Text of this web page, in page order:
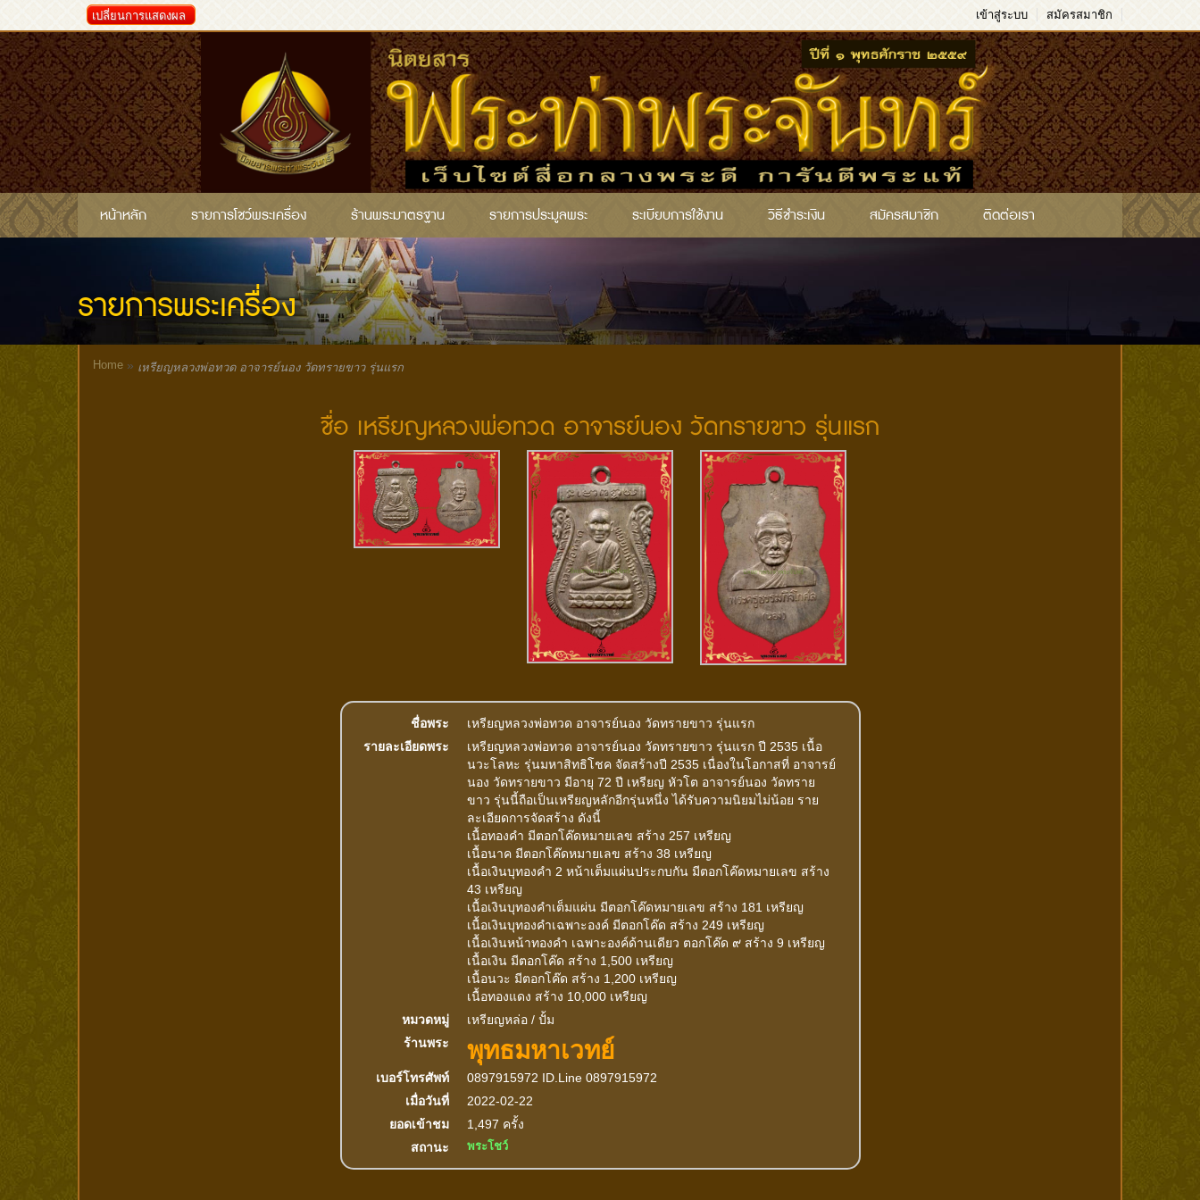
เปลี่ยนการแสดงผล เข้าสู่ระบบ สมัครสมาชิก
หน้าหลัก รายการโชว์พระเครื่อง ร้านพระมาตรฐาน รายการประมูลพระ ระเบียบการใช้งาน วิธีชำระเงิน สมัครสมาชิก ติดต่อเรา
รายการพระเครื่อง
Home » เหรียญหลวงพ่อทวด อาจารย์นอง วัดทรายขาว รุ่นแรก
ชื่อ เหรียญหลวงพ่อทวด อาจารย์นอง วัดทรายขาว รุ่นแรก
ชื่อพระ
เหรียญหลวงพ่อทวด อาจารย์นอง วัดทรายขาว รุ่นแรก
รายละเอียดพระ
เหรียญหลวงพ่อทวด อาจารย์นอง วัดทรายขาว รุ่นแรก ปี 2535 เนื้อ
นวะโลหะ รุ่นมหาสิทธิโชค จัดสร้างปี 2535 เนื่องในโอกาสที่ อาจารย์
นอง วัดทรายขาว มีอายุ 72 ปี เหรียญ หัวโต อาจารย์นอง วัดทราย
ขาว รุ่นนี้ถือเป็นเหรียญหลักอีกรุ่นหนึ่ง ได้รับความนิยมไม่น้อย ราย
ละเอียดการจัดสร้าง ดังนี้
เนื้อทองคำ มีตอกโค๊ดหมายเลข สร้าง 257 เหรียญ
เนื้อนาค มีตอกโค๊ดหมายเลข สร้าง 38 เหรียญ
เนื้อเงินบุทองคำ 2 หน้าเต็มแผ่นประกบกัน มีตอกโค๊ดหมายเลข สร้าง
43 เหรียญ
เนื้อเงินบุทองคำเต็มแผ่น มีตอกโค๊ดหมายเลข สร้าง 181 เหรียญ
เนื้อเงินบุทองคำเฉพาะองค์ มีตอกโค๊ด สร้าง 249 เหรียญ
เนื้อเงินหน้าทองคำ เฉพาะองค์ด้านเดียว ตอกโค๊ด ๙ สร้าง 9 เหรียญ
เนื้อเงิน มีตอกโค๊ด สร้าง 1,500 เหรียญ
เนื้อนวะ มีตอกโค๊ด สร้าง 1,200 เหรียญ
เนื้อทองแดง สร้าง 10,000 เหรียญ
หมวดหมู่
เหรียญหล่อ / ปั้ม
ร้านพระ
พุทธมหาเวทย์
เบอร์โทรศัพท์
0897915972 ID.Line 0897915972
เมื่อวันที่
2022-02-22
ยอดเข้าชม
1,497 ครั้ง
สถานะ
พระโชว์